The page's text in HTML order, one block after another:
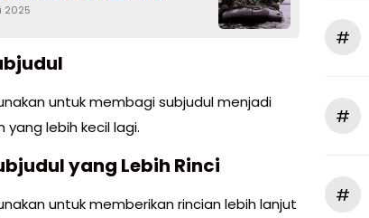
2025
untuk membagi subjudul menjadi
lebih kecil lagi.
yang Lebih Rinci
untuk memberikan rincian lebih lanjut
#
#
#